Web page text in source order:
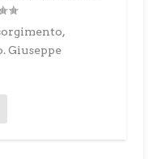
Giuseppe